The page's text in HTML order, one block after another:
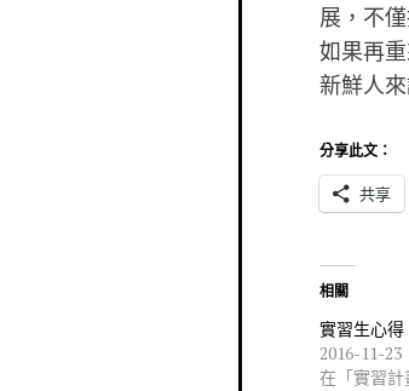
展，不
如果再
新鮮人
分享此文：
共享
相關
實習生心得
2016-11-23
在「實習計